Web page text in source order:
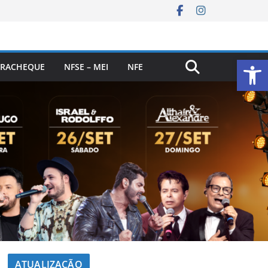
NFSE – MEI NFE
ATUALIZAÇÃO